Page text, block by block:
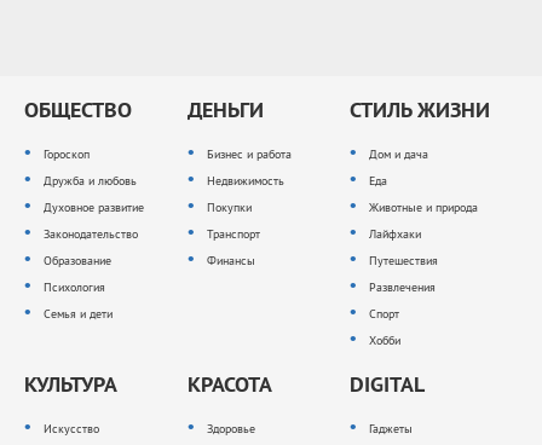
ОБЩЕСТВО
Гороскоп
Дружба и любовь
Духовное развитие
Законодательство
Образование
Психология
Семья и дети
ДЕНЬГИ
Бизнес и работа
Недвижимость
Покупки
Транспорт
Финансы
СТИЛЬ ЖИЗНИ
Дом и дача
Еда
Животные и природа
Лайфхаки
Путешествия
Развлечения
Спорт
Хобби
КУЛЬТУРА
Искусство
КРАСОТА
Здоровье
DIGITAL
Гаджеты